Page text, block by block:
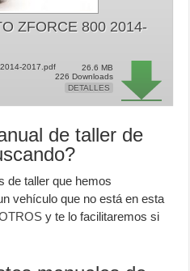
ZFORCE 800 2014-
2014-2017.pdf
26.6 MB
226 Downloads
DETALLES
de taller de
de taller que hemos
vehículo que no está en esta
y te lo facilitaremos si